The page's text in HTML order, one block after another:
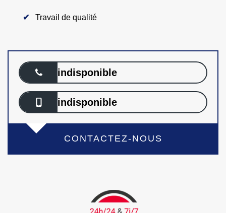
Travail de qualité
indisponible
indisponible
CONTACTEZ-NOUS